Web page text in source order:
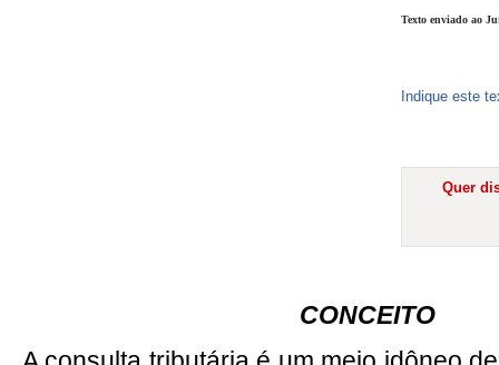
Texto enviado ao
Indique este
Quer
CONCEITO